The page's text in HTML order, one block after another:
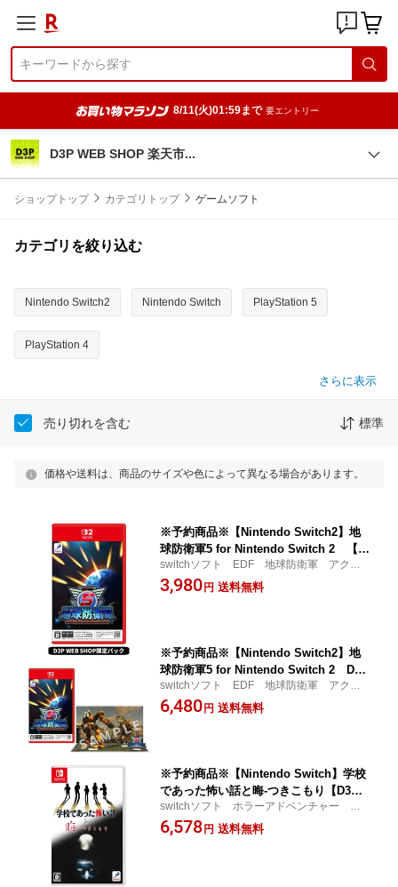
8/11(火)01:59まで 要エントリー
D3P WEB SHOP 楽天市
ショップトップ カテゴリトップ ゲームソフト
カテゴリを絞り込む
Nintendo Switch2 Nintendo Switch PlayStation 5
PlayStation 4
さらに表示
売り切れを含む 標準
価格や送料は、商品のサイズや色によって異なる場合があります。
※予約商品※【Nintendo Switch2】地
球防衛軍5 for Nintendo Switch 2 【初
回封入特典】【D3P WEB SHOP店舗特
典】
switchソフト EDF 地球防衛軍 アクシ
ョン シューティング POT-P-AB4YA
3,980 円 送料無料
※予約商品※【Nintendo Switch2】地
球防衛軍5 for Nintendo Switch 2 D3P
WEB SHOP限定パック【初回封入特
典】【D3P WEB SHOP店舗特典】【オ
switchソフト EDF 地球防衛軍 アクシ
ョン シューティング 限定パック アク
リルジオラマ
6,480 円 送料無料
※予約商品※【Nintendo Switch】学校
であった怖い話と晦-つきこもり【D3P
WEB SHOP店舗特典】
switchソフト ホラーアドベンチャー 学
校 怖い話 つきこもり HAC-P-BVJ5A
6,578 円 送料無料